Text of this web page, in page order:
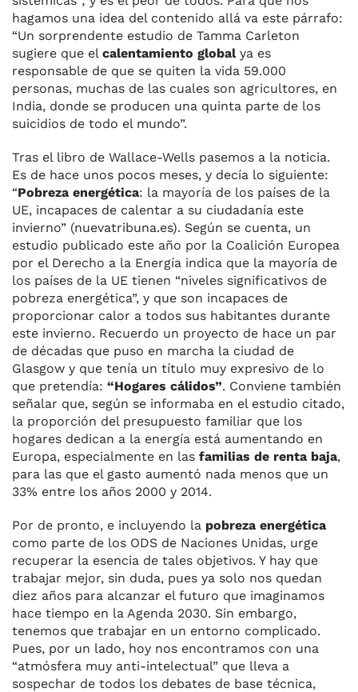
hagamos una idea del contenido allá va este párrafo:
“Un sorprendente estudio de Tamma Carleton
sugiere que el calentamiento globalya es
responsable de que se quiten la vida 59.000
personas, muchas de las cuales son agricultores, en
India, donde se producen una quinta parte de los
suicidios de todo el mundo”.
Tras el libro de Wallace-Wells pasemos a la noticia.
Es de hace unos pocos meses, y decía lo siguiente:
“Pobreza energética: la mayoría de los países de la
UE, incapaces de calentar a su ciudadanía este
invierno” (nuevatribuna.es). Según se cuenta, un
estudio publicado este año por la Coalición Europea
por el Derecho a la Energía indica que la mayoría de
los países de la UE tienen “niveles significativos de
pobreza energética”, y que son incapaces de
proporcionar calor a todos sus habitantes durante
este invierno. Recuerdo un proyecto de hace un par
de décadas que puso en marcha la ciudad de
Glasgow y que tenía un título muy expresivo de lo
que pretendía: “Hogares cálidos”. Conviene también
señalar que, según se informaba en el estudio citado,
la proporción del presupuesto familiar que los
hogares dedican a la energía está aumentando en
Europa, especialmente en las familias de renta baja,
para las que el gasto aumentó nada menos que un
33% entre los años 2000 y 2014.
Por de pronto, e incluyendo la pobreza energética
como parte de los ODS de Naciones Unidas, urge
recuperar la esencia de tales objetivos. Y hay que
trabajar mejor, sin duda, pues ya solo nos quedan
diez años para alcanzar el futuro que imaginamos
hace tiempo en la Agenda 2030. Sin embargo,
tenemos que trabajar en un entorno complicado.
Pues, por un lado, hoy nos encontramos con una
“atmósfera muy anti-intelectual” que lleva a
sospechar de todos los debates de base técnica,